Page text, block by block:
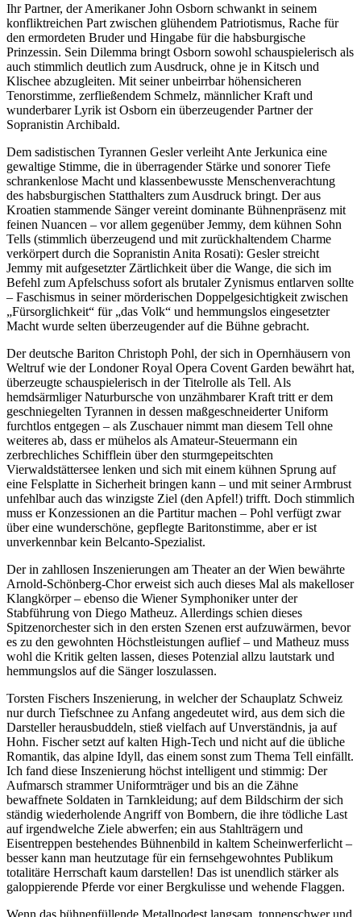
Ihr Partner, der Amerikaner John Osborn schwankt in seinem
konfliktreichen Part zwischen glühendem Patriotismus, Rache für
den ermordeten Bruder und Hingabe für die habsburgische
Prinzessin. Sein Dilemma bringt Osborn sowohl schauspielerisch als
auch stimmlich deutlich zum Ausdruck, ohne je in Kitsch und
Klischee abzugleiten. Mit seiner unbeirrbar höhensicheren
Tenorstimme, zerfließendem Schmelz, männlicher Kraft und
wunderbarer Lyrik ist Osborn ein überzeugender Partner der
Sopranistin Archibald.
Dem sadistischen Tyrannen Gesler verleiht Ante Jerkunica eine
gewaltige Stimme, die in überragender Stärke und sonorer Tiefe
schrankenlose Macht und klassenbewusste Menschenverachtung
des habsburgischen Statthalters zum Ausdruck bringt. Der aus
Kroatien stammende Sänger vereint dominante Bühnenpräsenz mit
feinen Nuancen – vor allem gegenüber Jemmy, dem kühnen Sohn
Tells (stimmlich überzeugend und mit zurückhaltendem Charme
verkörpert durch die Sopranistin Anita Rosati): Gesler streicht
Jemmy mit aufgesetzter Zärtlichkeit über die Wange, die sich im
Befehl zum Apfelschuss sofort als brutaler Zynismus entlarven sollte
– Faschismus in seiner mörderischen Doppelgesichtigkeit zwischen
„Fürsorglichkeit“ für „das Volk“ und hemmungslos eingesetzter
Macht wurde selten überzeugender auf die Bühne gebracht.
Der deutsche Bariton Christoph Pohl, der sich in Opernhäusern von
Weltruf wie der Londoner Royal Opera Covent Garden bewährt hat,
überzeugte schauspielerisch in der Titelrolle als Tell. Als
hemdsärmliger Naturbursche von unzähmbarer Kraft tritt er dem
geschniegelten Tyrannen in dessen maßgeschneiderter Uniform
furchtlos entgegen – als Zuschauer nimmt man diesem Tell ohne
weiteres ab, dass er mühelos als Amateur-Steuermann ein
zerbrechliches Schifflein über den sturmgepeitschten
Vierwaldstättersee lenken und sich mit einem kühnen Sprung auf
eine Felsplatte in Sicherheit bringen kann – und mit seiner Armbrust
unfehlbar auch das winzigste Ziel (den Apfel!) trifft. Doch stimmlich
muss er Konzessionen an die Partitur machen – Pohl verfügt zwar
über eine wunderschöne, gepflegte Baritonstimme, aber er ist
unverkennbar kein Belcanto-Spezialist.
Der in zahllosen Inszenierungen am Theater an der Wien bewährte
Arnold-Schönberg-Chor erweist sich auch dieses Mal als makelloser
Klangkörper – ebenso die Wiener Symphoniker unter der
Stabführung von Diego Matheuz. Allerdings schien dieses
Spitzenorchester sich in den ersten Szenen erst aufzuwärmen, bevor
es zu den gewohnten Höchstleistungen auflief – und Matheuz muss
wohl die Kritik gelten lassen, dieses Potenzial allzu lautstark und
hemmungslos auf die Sänger loszulassen.
Torsten Fischers Inszenierung, in welcher der Schauplatz Schweiz
nur durch Tiefschnee zu Anfang angedeutet wird, aus dem sich die
Darsteller herausbuddeln, stieß vielfach auf Unverständnis, ja auf
Hohn. Fischer setzt auf kalten High-Tech und nicht auf die übliche
Romantik, das alpine Idyll, das einem sonst zum Thema Tell einfällt.
Ich fand diese Inszenierung höchst intelligent und stimmig: Der
Aufmarsch strammer Uniformträger und bis an die Zähne
bewaffnete Soldaten in Tarnkleidung; auf dem Bildschirm der sich
ständig wiederholende Angriff von Bombern, die ihre tödliche Last
auf irgendwelche Ziele abwerfen; ein aus Stahlträgern und
Eisentreppen bestehendes Bühnenbild in kaltem Scheinwerferlicht –
besser kann man heutzutage für ein fernsehgewohntes Publikum
totalitäre Herrschaft kaum darstellen! Das ist unendlich stärker als
galoppierende Pferde vor einer Bergkulisse und wehende Flaggen.
Wenn das bühnenfüllende Metallpodest langsam, tonnenschwer und